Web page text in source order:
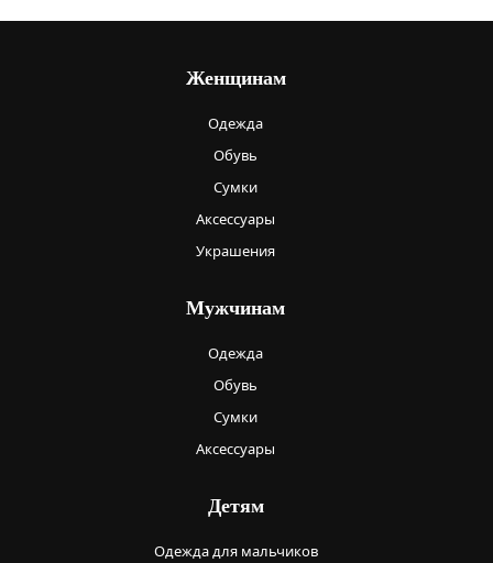
Женщинам
Одежда
Обувь
Сумки
Аксессуары
Украшения
Мужчинам
Одежда
Обувь
Сумки
Аксессуары
Детям
Одежда для мальчиков